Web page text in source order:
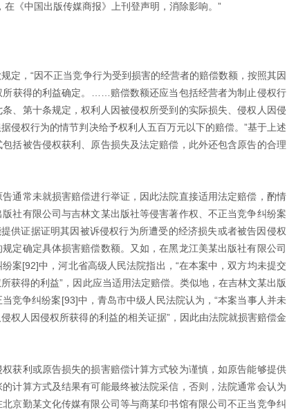
《中国出版传媒商报》上刊登声明，消除影响。”
定，“因不正当竞争行为受到损害的经营者的赔偿数额，按照其因
所获得的利益确定。……赔偿数额还应当包括经营者为制止侵权行
、第十条规定，权利人因被侵权所受到的实际损失、侵权人因侵
侵权行为的情节判决给予权利人五百万元以下的赔偿。”基于上述
括被告侵权获利、原告损失及法定赔偿，此外还包含原告的合理
通常未就损害赔偿进行举证，因此法院直接适用法定赔偿，酌情
社有限公司与吉林文某出版社等侵害著作权、不正当竞争纠纷案
供证据证明其因被诉侵权行为所遭受的经济损失或者被告因侵权
定确定具体损害赔偿数额。又如，在黑龙江美某出版社有限公司
案[92]中，河北省高级人民法院指出，“在本案中，双方均未提交
获得的利益”，因此应当适用法定赔偿。类似地，在吉林文某出版
竞争纠纷案[93]中，青岛市中级人民法院认为，“本案当事人并未
权人因侵权所获得的利益的相关证据”，因此由法院就损害赔偿金
获利或原告损失的损害赔偿计算方式较为谨慎，如原告能够提供
计算方式及结果有可能最终被法院采信，否则，法院通常会认为
京勤某文化传媒有限公司等与商某印书馆有限公司不正当竞争纠